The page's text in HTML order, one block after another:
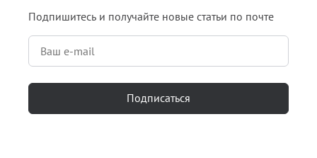
Подпишитесь и получайте новые статьи по почте
Подписаться